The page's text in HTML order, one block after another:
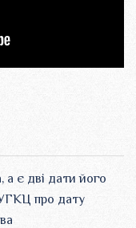
а є дві дати його
про дату